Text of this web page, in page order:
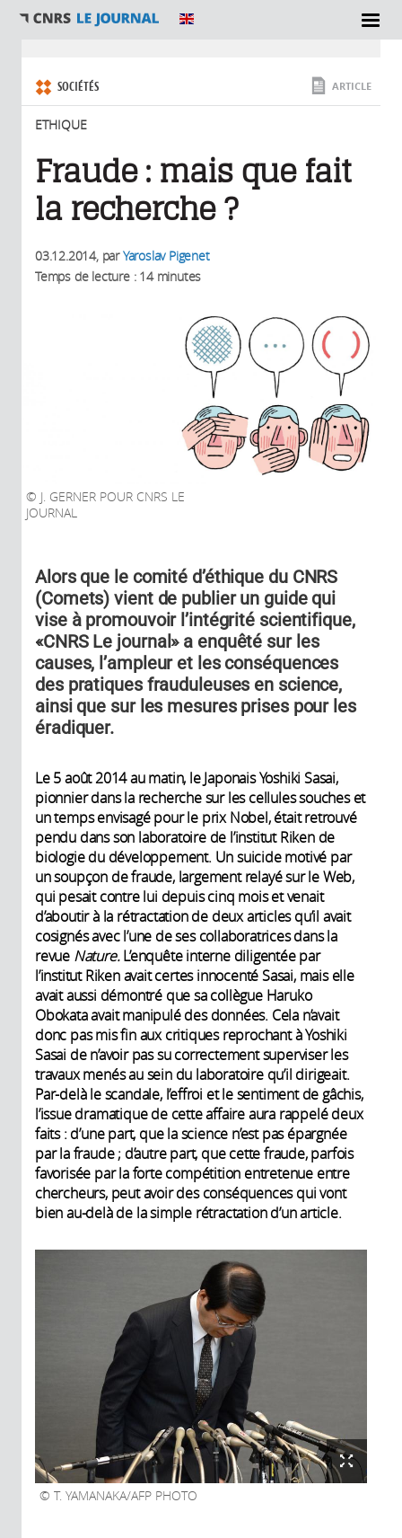
SECTIONS
SOCIÉTÉS
ETHIQUE
ARTICLE
Fraude : mais que fait
la recherche ?
03.12.2014, parYaroslav Pigenet
Temps de lecture : 14 minutes
J. GERNER POUR CNRS LE
JOURNAL
Alors que le comité d’éthique du CNRS
(Comets) vient de publier un guide qui
vise à promouvoir l’intégrité scientifique,
«CNRS Le journal» a enquêté sur les
causes, l’ampleur et les conséquences
des pratiques frauduleuses en science,
ainsi que sur les mesures prises pour les
éradiquer.
Le 5 août 2014 au matin, le Japonais Yoshiki Sasai,
pionnier dans la recherche sur les cellules souches et
un temps envisagé pour le prix Nobel, était retrouvé
pendu dans son laboratoire de l’institut Riken de
biologie du développement. Un suicide motivé par
un soupçon de fraude, largement relayé sur le Web,
qui pesait contre lui depuis cinq mois et venait
d’aboutir à la rétractation de deux articles qu’il avait
cosignés avec l’une de ses collaboratrices dans la
revue Nature.L’enquête interne diligentée par
l’institut Riken avait certes innocenté Sasai, mais elle
avait aussi démontré que sa collègue Haruko
Obokata avait manipulé des données. Cela n’avait
donc pas mis fin aux critiques reprochant à Yoshiki
Sasai de n’avoir pas su correctement superviser les
travaux menés au sein du laboratoire qu’il dirigeait.
Par-delà le scandale, l’effroi et le sentiment de gâchis,
l’issue dramatique de cette affaire aura rappelé deux
faits : d’une part, que la science n’est pas épargnée
par la fraude ; d’autre part, que cette fraude, parfois
favorisée par la forte compétition entretenue entre
chercheurs, peut avoir des conséquences qui vont
bien au-delà de la simple rétractation d’un article.
T. YAMANAKA/AFP PHOTO